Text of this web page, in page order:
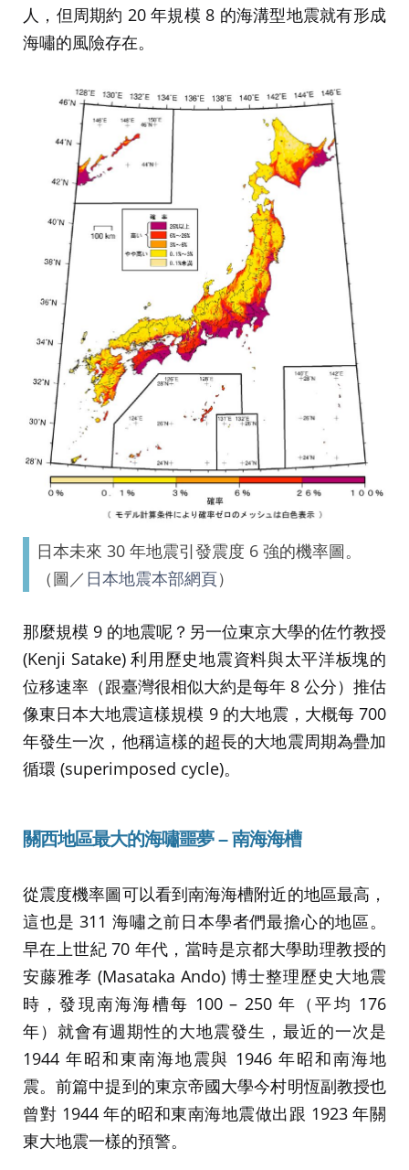
人，但周期約 20 年規模 8 的海溝型地震就有形成
海嘯的風險存在。
日本未來 30 年地震引發震度 6 強的機率圖。
（圖／ 日本地震本部網頁）
那麼規模 9 的地震呢？另一位東京大學的佐竹教授
(Kenji Satake) 利用歷史地震資料與太平洋板塊的
位移速率（跟臺灣很相似大約是每年 8 公分）推估
像東日本大地震這樣規模 9 的大地震，大概每 700
年發生一次，他稱這樣的超長的大地震周期為疊加
循環 (superimposed cycle)。
關西地區最大的海嘯噩夢 – 南海海槽
從震度機率圖可以看到南海海槽附近的地區最高，
這也是 311 海嘯之前日本學者們最擔心的地區。
早在上世紀 70 年代，當時是京都大學助理教授的
安藤雅孝 (Masataka Ando) 博士整理歷史大地震
時，發現南海海槽每 100 – 250 年（平均 176
年）就會有週期性的大地震發生，最近的一次是
1944 年昭和東南海地震與 1946 年昭和南海地
震。前篇中提到的東京帝國大學今村明恆副教授也
曾對 1944 年的昭和東南海地震做出跟 1923 年關
東大地震一樣的預警。